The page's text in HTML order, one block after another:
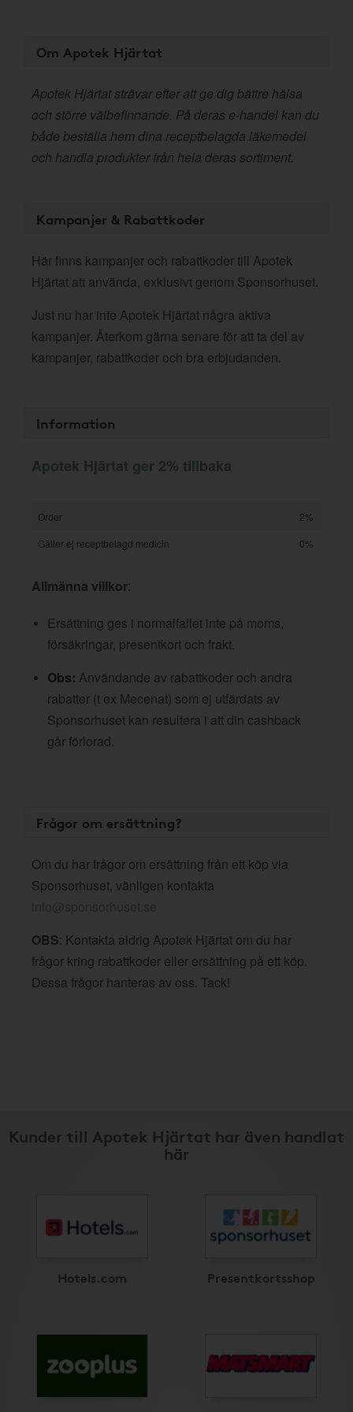
Om Apotek Hjärtat
Apotek Hjärtat strävar efter att ge dig bättre hälsa
och större välbefinnande. På deras e-handel kan du
både beställa hem dina receptbelagda läkemedel
och handla produkter från hela deras sortiment.
Kampanjer & Rabattkoder
Här finns kampanjer och rabattkoder till Apotek
Hjärtat att använda, exklusivt genom Sponsorhuset.
Just nu har inte Apotek Hjärtat några aktiva
kampanjer. Återkom gärna senare för att ta del av
kampanjer, rabattkoder och bra erbjudanden.
Information
Apotek Hjärtat ger 2% tillbaka
Order
2%
Gäller ej receptbelagd medicin
0%
Allmänna villkor:
Ersättning ges i normalfallet inte på moms,
försäkringar, presentkort och frakt.
Obs: Användande av rabattkoder och andra
rabatter (t ex Mecenat) som ej utfärdats av
Sponsorhuset kan resultera i att din cashback
går förlorad.
Frågor om ersättning?
Om du har frågor om ersättning från ett köp via
Sponsorhuset, vänligen kontakta
info@sponsorhuset.se
OBS: Kontakta aldrig Apotek Hjärtat om du har
frågor kring rabattkoder eller ersättning på ett köp.
Dessa frågor hanteras av oss. Tack!
Kunder till Apotek Hjärtat har även handlat
här
Hotels.com Presentkortsshop